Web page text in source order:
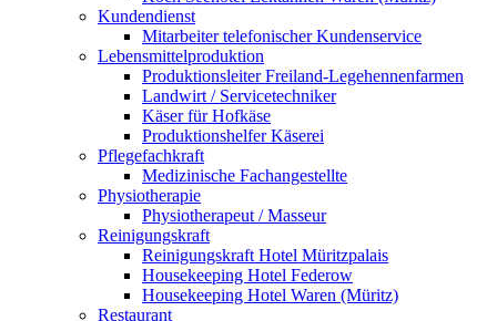
Kundendienst
Mitarbeiter telefonischer Kundenservice
Lebensmittelproduktion
Produktionsleiter Freiland-Legehennenfarmen
Landwirt / Servicetechniker
Käser für Hofkäse
Produktionshelfer Käserei
Pflegefachkraft
Medizinische Fachangestellte
Physiotherapie
Physiotherapeut / Masseur
Reinigungskraft
Reinigungskraft Hotel Müritzpalais
Housekeeping Hotel Federow
Housekeeping Hotel Waren (Müritz)
Restaurant